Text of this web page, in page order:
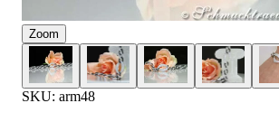
Zoom
SKU: arm48